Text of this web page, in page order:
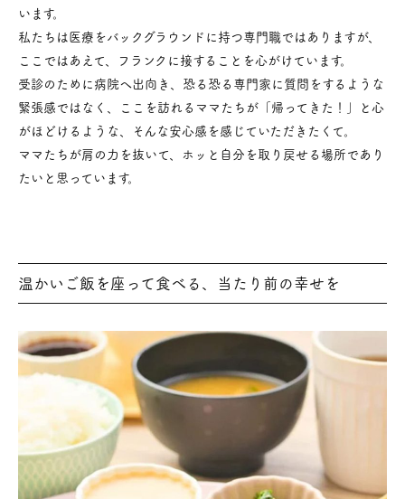
います。
私たちは医療をバックグラウンドに持つ専門職ではありますが、
ここではあえて、フランクに接することを心がけています。
受診のために病院へ出向き、恐る恐る専門家に質問をするような
緊張感ではなく、ここを訪れるママたちが「帰ってきた！」と心
がほどけるような、そんな安心感を感じていただきたくて。
ママたちが肩の力を抜いて、ホッと自分を取り戻せる場所であり
たいと思っています。
温かいご飯を座って食べる、当たり前の幸せを